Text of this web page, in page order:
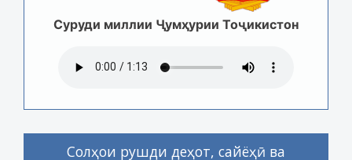
Суруди миллии Ҷумҳурии Тоҷикистон
Солҳои рушди деҳот, сайёҳӣ ва